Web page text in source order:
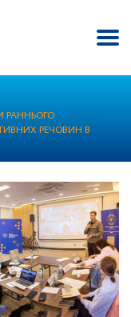
РАННЬОГО
РЕЧОВИН В